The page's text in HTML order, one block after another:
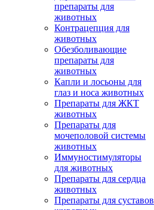
препараты для
животных
Контрацепция для
животных
Обезболивающие
препараты для
животных
Капли и лосьоны для
глаз и носа животных
Препараты для ЖКТ
животных
Препараты для
мочеполовой системы
животных
Иммуностимуляторы
для животных
Препараты для сердца
животных
Препараты для суставов